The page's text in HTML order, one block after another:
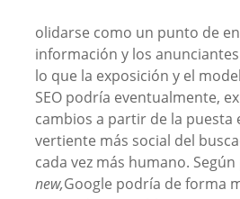
olidarse como un punto de
información y los
lo que la exposición y el
SEO podría eventualmente,
cambios a partir de la puesta
vertiente más social del
cada vez más humano.
new,Google podría de forma